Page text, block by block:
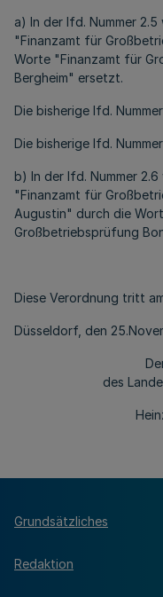
a) In der lfd. Nummer
"Finanzamt für
Worte "Finanzamt für
Bergheim" ersetzt.
Die bisherige lfd.
Die bisherige lfd.
b) In der lfd. Nummer
"Finanzamt für
Augustin" durch die
Großbetriebsprüfung
Diese Verordnung tritt
Düsseldorf, den
des
Grundsätzliches
Redaktion